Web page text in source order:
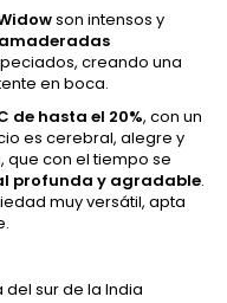
son intensos y
creando una
en boca.
de hasta el 20%, con un
es cerebral, alegre y
que con el tiempo se
profunda y agradable.
muy versátil, apta
del sur de la India